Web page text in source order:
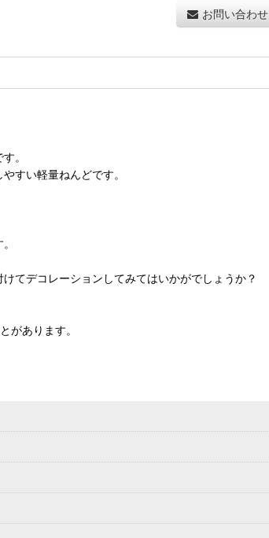
お問い合わせ
。
すい軽量ねんどです。
てデコレーションしてみてはいかがでしょうか？
があります。